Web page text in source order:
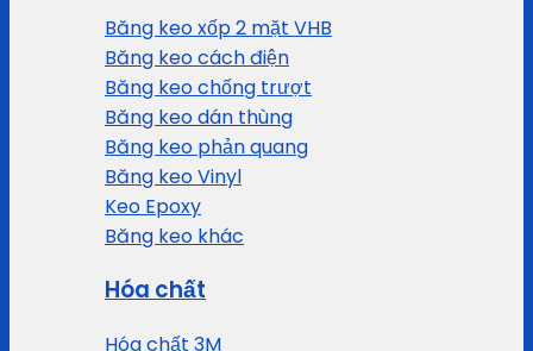
Băng keo xốp 2 mặt VHB
Băng keo cách điện
Băng keo chống trượt
Băng keo dán thùng
Băng keo phản quang
Băng keo Vinyl
Keo Epoxy
Băng keo khác
Hóa chất
Hóa chất 3M